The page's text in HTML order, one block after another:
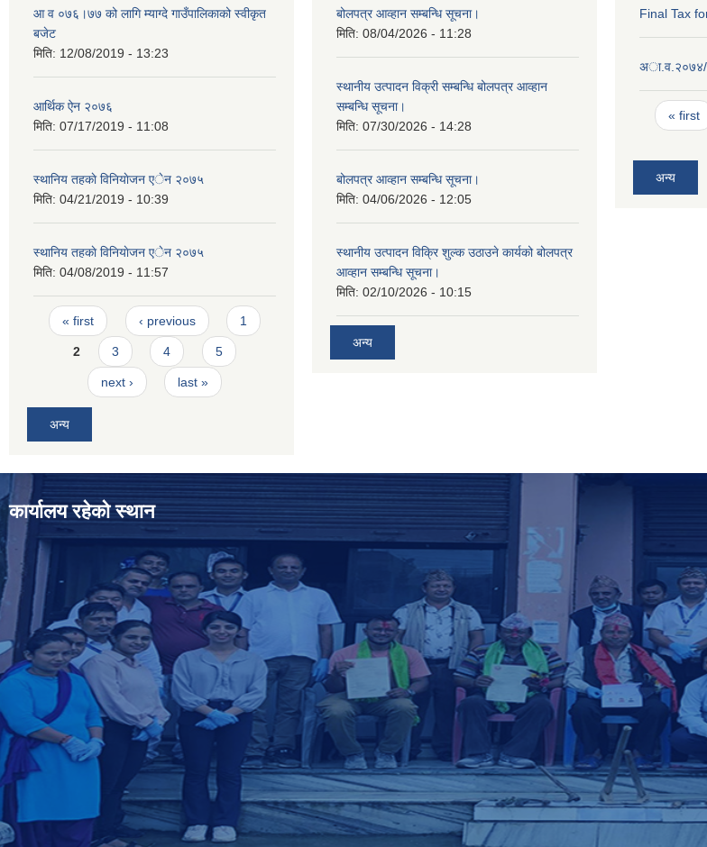
आ व ०७६।७७ को लागि म्याग्दे गाउँपालिकाको स्वीकृत
बजेट
मिति: 12/08/2019 - 13:23
आर्थिक ऐन २०७६
मिति: 07/17/2019 - 11:08
स्थानिय तहकाे विनियाेजन एेन २०७५
मिति: 04/21/2019 - 10:39
स्थानिय तहकाे विनियाेजन एेन २०७५
मिति: 04/08/2019 - 11:57
Pages
« first ‹ previous 1
2 3 4 5
next › last »
अन्य
बोलपत्र आव्हान सम्बन्धि सूचना।
मिति: 08/04/2026 - 11:28
स्थानीय उत्पादन विक्री सम्बन्धि बोलपत्र आव्हान
सम्बन्धि सूचना।
मिति: 07/30/2026 - 14:28
बोलपत्र आव्हान सम्बन्धि सूचना।
मिति: 04/06/2026 - 12:05
स्थानीय उत्पादन विक्रि शुल्क उठाउने कार्यको बोलपत्र
आव्हान सम्बन्धि सूचना।
मिति: 02/10/2026 - 10:15
अन्य
Final Tax
अा‍.व.२०७४/
Pages
« first
अन्य
कार्यालय रहेको स्थान